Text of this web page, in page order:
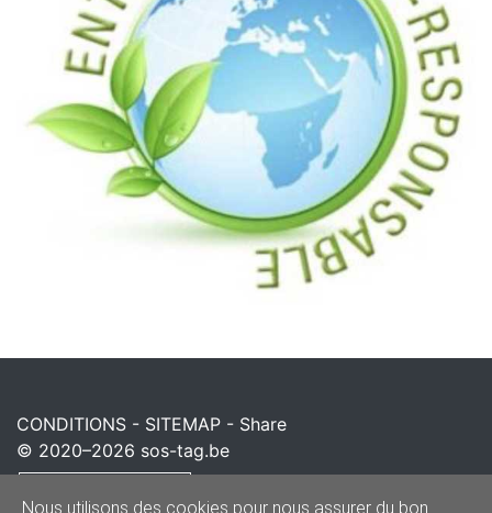
CONDITIONS - SITEMAP - Share
© 2020–2026 sos-tag.be
Powered by
Nous utilisons des cookies pour nous assurer du bon